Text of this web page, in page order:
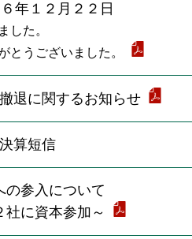
年１２月２２日
した。
とうございました。
退に関するお知らせ
算短信
の参入について
社に資本参加～